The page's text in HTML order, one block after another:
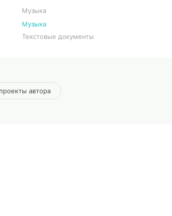
Музыка
Музыка
Текстовые документы
автора